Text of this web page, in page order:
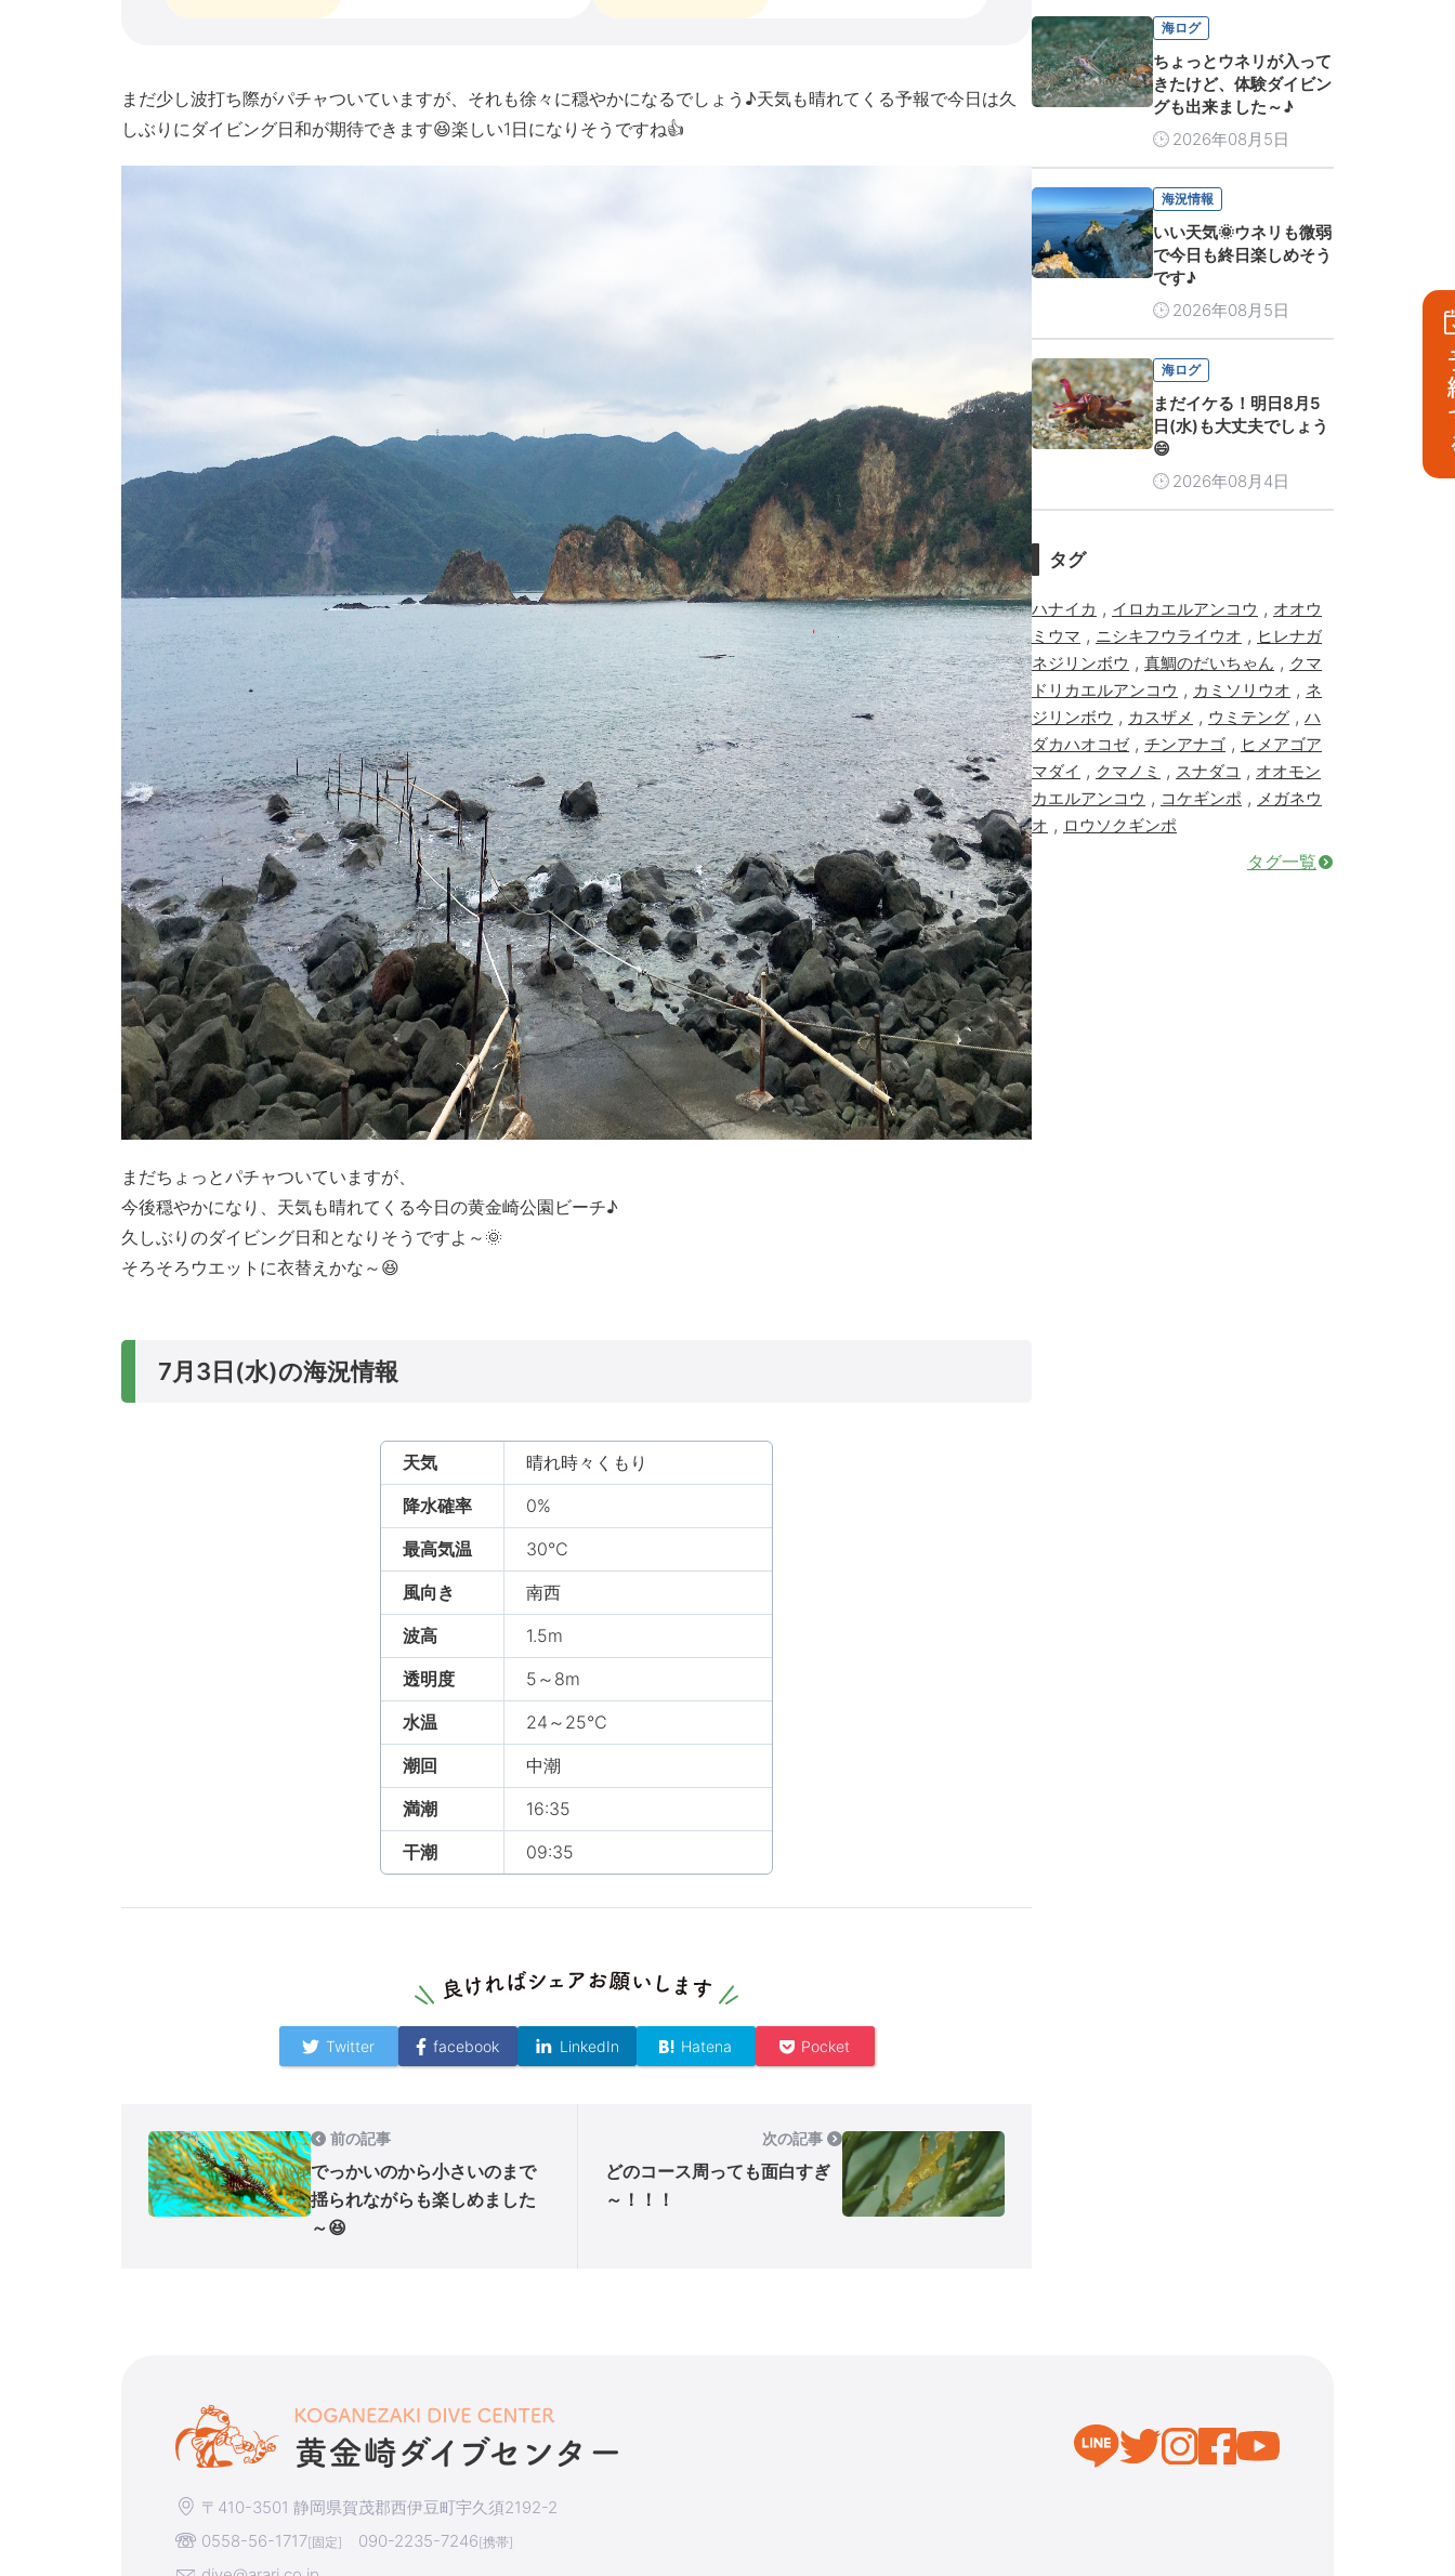
まだ少し波打ち際がパチャついていますが、それも徐々に穏やかになるでしょう♪天気も晴れてくる予報で今日は久
しぶりにダイビング日和が期待できます😆楽しい1日になりそうですね👍
まだちょっとパチャついていますが、
今後穏やかになり、天気も晴れてくる今日の黄金崎公園ビーチ♪
久しぶりのダイビング日和となりそうですよ～🌞
そろそろウエットに衣替えかな～😆
7月3日(水)の海況情報
天気
晴れ時々くもり
降水確率
0%
最高気温
30℃
風向き
南西
波高
1.5m
透明度
5～8m
水温
24～25℃
潮回
中潮
満潮
16:35
干潮
09:35
Twitter facebook LinkedIn Hatena Pocket
前の記事
でっかいのから小さいのまで
揺られながらも楽しめました
～😆
次の記事
どのコース周っても面白すぎ
～！！！
海ログ
ちょっとウネリが入って
きたけど、体験ダイビン
グも出来ました～♪
2026年08月5日
海況情報
いい天気🌞ウネリも微弱
で今日も終日楽しめそう
です♪
2026年08月5日
海ログ
まだイケる！明日8月5
日(水)も大丈夫でしょう
😄
2026年08月4日
タグ
ハナイカ , イロカエルアンコウ , オオウ
ミウマ , ニシキフウライウオ , ヒレナガ
ネジリンボウ , 真鯛のだいちゃん , クマ
ドリカエルアンコウ , カミソリウオ , ネ
ジリンボウ , カスザメ , ウミテング , ハ
ダカハオコゼ, チンアナゴ , ヒメアゴア
マダイ , クマノミ , スナダコ , オオモン
カエルアンコウ , コケギンポ , メガネウ
オ , ロウソクギンポ
タグ一覧
〒410-3501 静岡県賀茂郡西伊豆町宇久須2192-2
0558-56-1717[固定] 090-2235-7246[携帯]